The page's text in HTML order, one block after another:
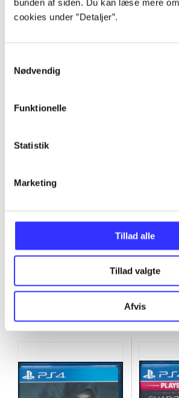
bunden af siden. Du kan læse mere
cookies under ”Detaljer”.
Nødvendig
Funktionelle
Statistik
Marketing
Tillad alle
Tillad valgte
Afvis
Artikler
...
...
...
...